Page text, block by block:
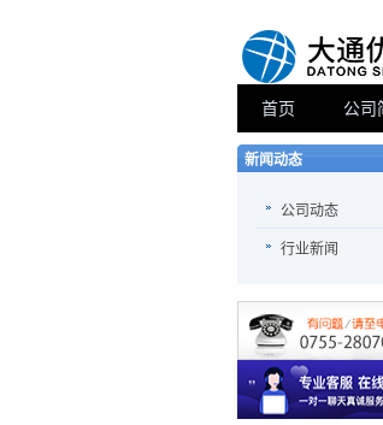
首页 公司
新闻动态
公司动态
行业新闻